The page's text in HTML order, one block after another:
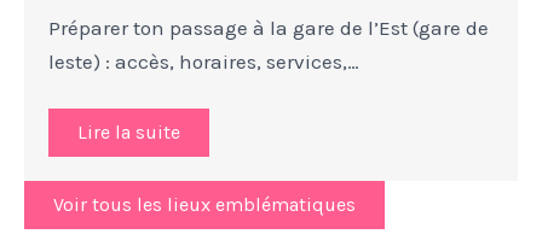
Préparer ton passage à la gare de l’Est (gare de
leste) : accès, horaires, services,…
Lire la suite
Voir tous les lieux emblématiques